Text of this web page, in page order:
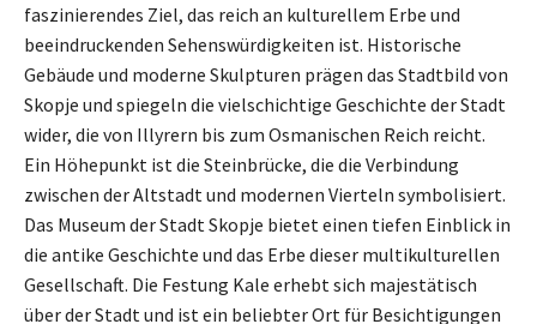
faszinierendes Ziel, das reich an kulturellem Erbe und
beeindruckenden Sehenswürdigkeiten ist. Historische
Gebäude und moderne Skulpturen prägen das Stadtbild von
Skopje und spiegeln die vielschichtige Geschichte der Stadt
wider, die von Illyrern bis zum Osmanischen Reich reicht.
Ein Höhepunkt ist die Steinbrücke, die die Verbindung
zwischen der Altstadt und modernen Vierteln symbolisiert.
Das Museum der Stadt Skopje bietet einen tiefen Einblick in
die antike Geschichte und das Erbe dieser multikulturellen
Gesellschaft. Die Festung Kale erhebt sich majestätisch
über der Stadt und ist ein beliebter Ort für Besichtigungen